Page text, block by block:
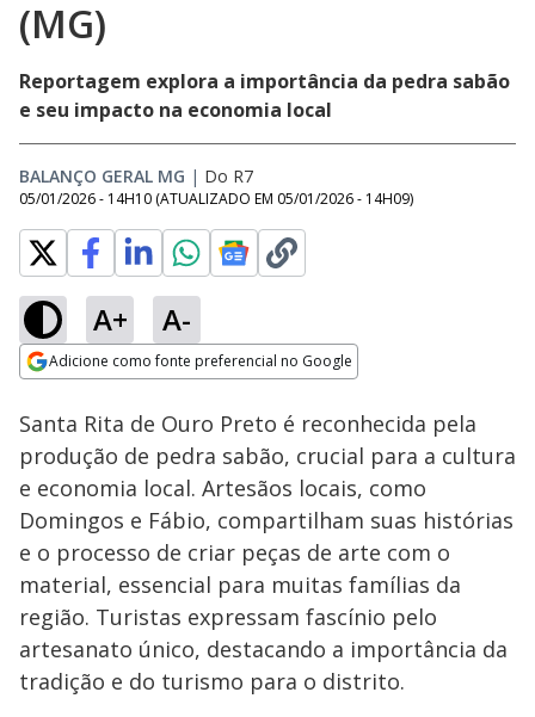
(MG)
Reportagem explora a importância da pedra sabão
e seu impacto na economia local
BALANÇO GERAL MG | Do R7
05/01/2026 - 14H10 (ATUALIZADO EM 05/01/2026 - 14H09)
A+ A-
Adicione como fonte preferencial no Google
Ativar
Loaded:
4.17%
Santa Rita de Ouro Preto é reconhecida pela
produção de pedra sabão, crucial para a cultura
e economia local. Artesãos locais, como
Domingos e Fábio, compartilham suas histórias
e o processo de criar peças de arte com o
material, essencial para muitas famílias da
região. Turistas expressam fascínio pelo
artesanato único, destacando a importância da
tradição e do turismo para o distrito.